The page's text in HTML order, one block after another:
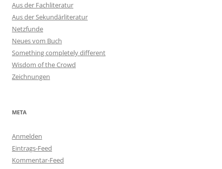
Aus der Fachliteratur
Aus der Sekundärliteratur
Netzfunde
Neues vom Buch
Something completely different
Wisdom of the Crowd
Zeichnungen
META
Anmelden
Eintrags-Feed
Kommentar-Feed